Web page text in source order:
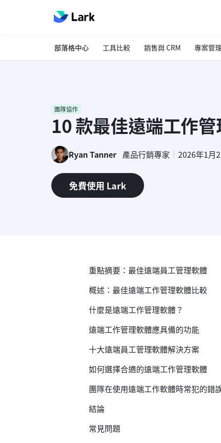
部落格中心 工具比較 銷售與 CRM 專案管
團隊協作
10 款最佳遠端工作
Ryan Tanner 產品行銷專家 2026年1月
免費使用 Lark
重點摘要：最佳遠端員工管理軟體
概述：最佳遠端工作管理軟體比較
什麼是遠端工作管理軟體？
遠端工作管理軟體應具備的功能
十大遠端員工管理軟體解決方案
如何選擇合適的遠端工作管理軟體
團隊在使用遠端工作軟體時常犯的錯
結論
常見問題